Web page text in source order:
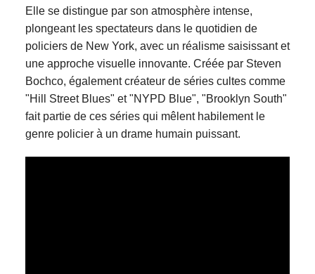
Elle se distingue par son atmosphère intense,
plongeant les spectateurs dans le quotidien de
policiers de New York, avec un réalisme saisissant et
une approche visuelle innovante. Créée par Steven
Bochco, également créateur de séries cultes comme
"Hill Street Blues" et "NYPD Blue", "Brooklyn South"
fait partie de ces séries qui mêlent habilement le
genre policier à un drame humain puissant.